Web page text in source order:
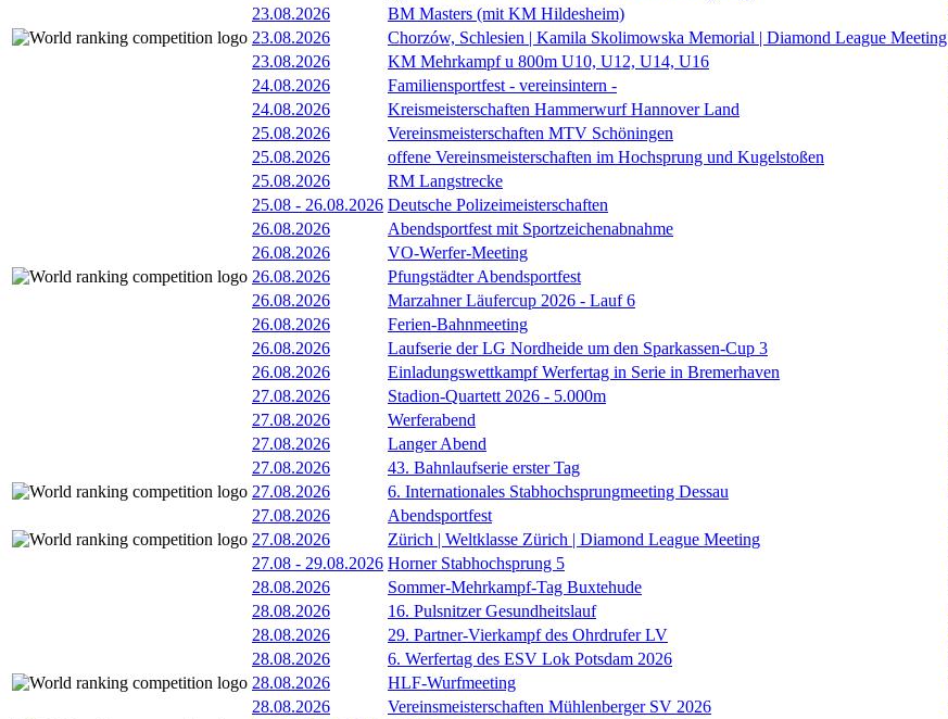
23.08.2026
BM Masters (mit KM Hildesheim)
23.08.2026
Chorzów, Schlesien | Kamila Skolimowska Memorial | Diamond League Meeting
23.08.2026
KM Mehrkampf u 800m U10, U12, U14, U16
24.08.2026
Familiensportfest - vereinsintern -
24.08.2026
Kreismeisterschaften Hammerwurf Hannover Land
25.08.2026
Vereinsmeisterschaften MTV Schöningen
25.08.2026
offene Vereinsmeisterschaften im Hochsprung und Kugelstoßen
25.08.2026
RM Langstrecke
25.08 - 26.08.2026 Deutsche Polizeimeisterschaften
26.08.2026
Abendsportfest mit Sportzeichenabnahme
26.08.2026
VO-Werfer-Meeting
26.08.2026
Pfungstädter Abendsportfest
26.08.2026
Marzahner Läufercup 2026 - Lauf 6
26.08.2026
Ferien-Bahnmeeting
26.08.2026
Laufserie der LG Nordheide um den Sparkassen-Cup 3
26.08.2026
Einladungswettkampf Werfertag in Serie in Bremerhaven
27.08.2026
Stadion-Quartett 2026 - 5.000m
27.08.2026
Werferabend
27.08.2026
Langer Abend
27.08.2026
43. Bahnlaufserie erster Tag
27.08.2026
6. Internationales Stabhochsprungmeeting Dessau
27.08.2026
Abendsportfest
27.08.2026
Zürich | Weltklasse Zürich | Diamond League Meeting
27.08 - 29.08.2026 Horner Stabhochsprung 5
28.08.2026
Sommer-Mehrkampf-Tag Buxtehude
28.08.2026
16. Pulsnitzer Gesundheitslauf
28.08.2026
29. Partner-Vierkampf des Ohrdrufer LV
28.08.2026
6. Werfertag des ESV Lok Potsdam 2026
28.08.2026
HLF-Wurfmeeting
28.08.2026
Vereinsmeisterschaften Mühlenberger SV 2026